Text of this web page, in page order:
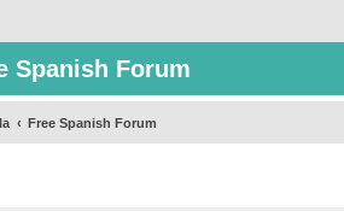
Spanish Forum
Free Spanish Forum